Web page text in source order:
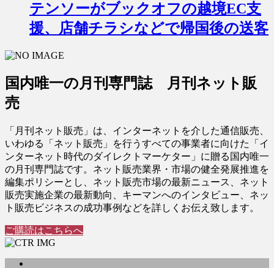
テンソーがブックオフの越境EC支
援、店舗チラシなどで帰国後の送客
国内唯一の月刊専門誌 月刊ネット販
売
「月刊ネット販売」は、インターネットを介した通信販売、
いわゆる「ネット販売」を行うすべての事業者に向けた「イ
ンターネット時代のダイレクトマーケター」に贈る国内唯一
の月刊専門誌です。ネット販売業界・市場の健全発展推進を
編集ポリシーとし、ネット販売市場の最新ニュース、ネット
販売実施企業の最新動向、キーマンへのインタビュー、ネッ
ト販売ビジネスの成功事例などを詳しくお伝え致します。
ご購読はこちらへ